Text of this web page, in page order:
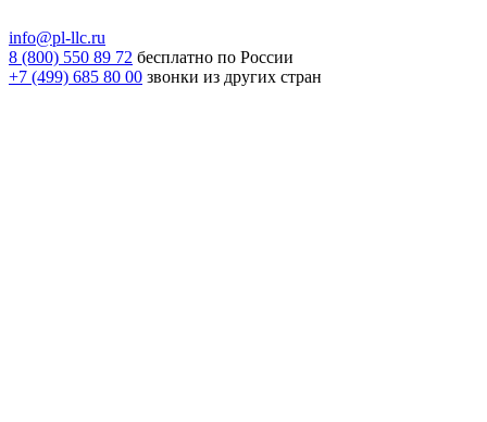
info@pl-llc.ru
8 (800) 550 89 72 бесплатно по России
+7 (499) 685 80 00 звонки из других стран